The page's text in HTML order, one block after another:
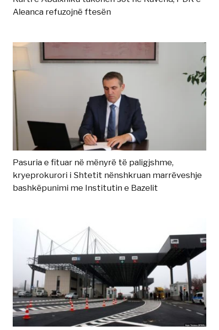
Aleanca refuzojnë ftesën
Pasuria e fituar në mënyrë të paligjshme,
kryeprokurori i Shtetit nënshkruan marrëveshje
bashkëpunimi me Institutin e Bazelit